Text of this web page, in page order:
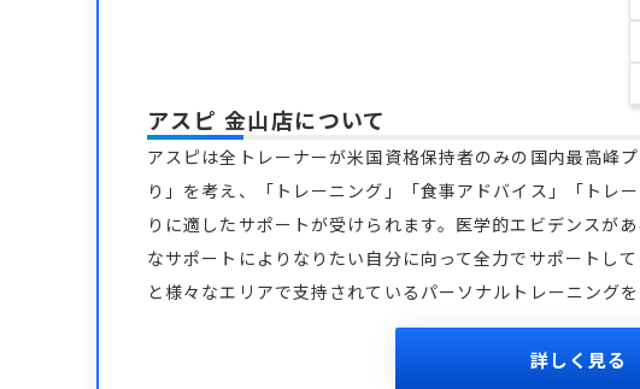
アスピ 金山店について
アスピは全トレーナーが米国資格保持者のみの国内最高峰
り」を考え、「トレーニング」「食事アドバイス」「トレ
りに適したサポートが受けられます。医学的エビデンスが
なサポートによりなりたい自分に向って全力でサポートし
と様々なエリアで支持されているパーソナルトレーニングを
詳しく見る